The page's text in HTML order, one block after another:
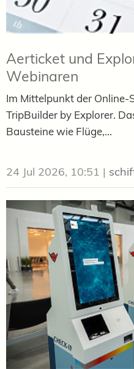
Aerticket und
Webinaren
Im Mittelpunkt der Online-
TripBuilder by Explorer.
Bausteine wie Flüge,...
24 Jul 2026, 10:51 |